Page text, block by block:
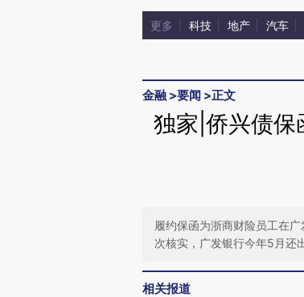
更多 科技 地产 汽车
金融 >要闻 >正文
独家|侨兴债保
履约保函为浙商财险员工在
次核实，广发银行今年5月还
相关报道